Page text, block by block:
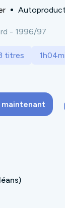
- 1996/97
titres